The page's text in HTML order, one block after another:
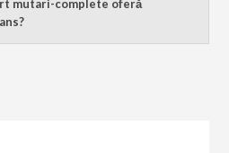
mutari-complete oferă